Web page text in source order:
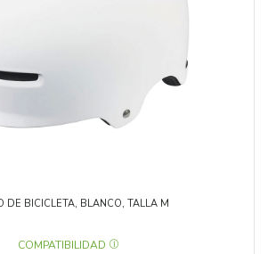
DE BICICLETA, BLANCO, TALLA M
COMPATIBILIDAD